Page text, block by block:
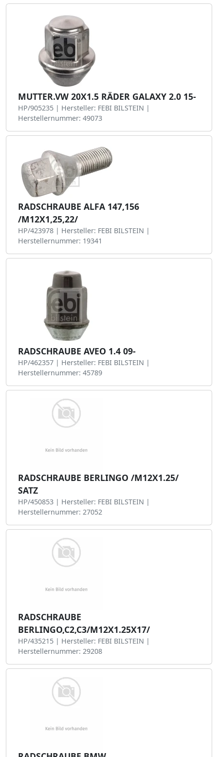
MUTTER.VW 20X1.5 RÄDER GALAXY 2.0 15-
HP/905235 | Hersteller: FEBI BILSTEIN |
Herstellernummer: 49073
RADSCHRAUBE ALFA 147,156
/M12X1,25,22/
HP/423978 | Hersteller: FEBI BILSTEIN |
Herstellernummer: 19341
RADSCHRAUBE AVEO 1.4 09-
HP/462357 | Hersteller: FEBI BILSTEIN |
Herstellernummer: 45789
RADSCHRAUBE BERLINGO /M12X1.25/
SATZ
HP/450853 | Hersteller: FEBI BILSTEIN |
Herstellernummer: 27052
RADSCHRAUBE
BERLINGO,C2,C3/M12X1.25X17/
HP/435215 | Hersteller: FEBI BILSTEIN |
Herstellernummer: 29208